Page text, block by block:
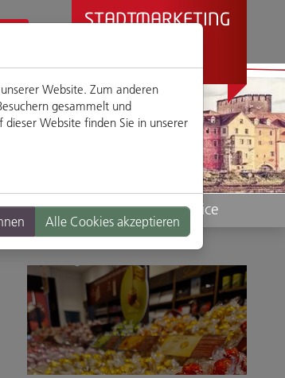
STADTMARKETING
PRÄSENTIERT
Service
Website. Zum anderen
gesammelt und
Website finden Sie in unserer
Alle Cookies akzeptieren